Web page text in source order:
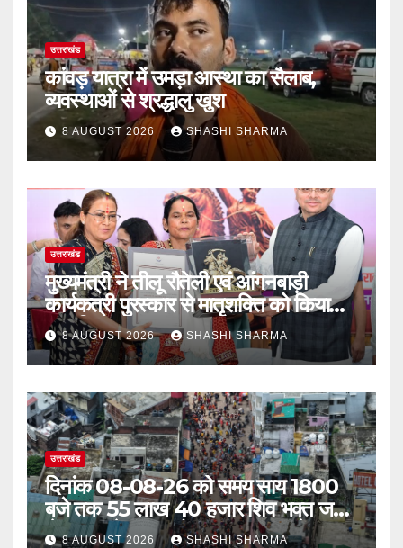
उत्तराखंड
कांवड़ यात्रा में उमड़ा आस्था का सैलाब,
व्यवस्थाओं से श्रद्धालु खुश
8 AUGUST 2026 SHASHI SHARMA
उत्तराखंड
मुख्यमंत्री ने तीलू रौतेली एवं आंगनबाड़ी
कार्यकत्री पुरस्कार से मातृशक्ति को किया
सम्मानित
8 AUGUST 2026 SHASHI SHARMA
उत्तराखंड
दिनांक 08-08-26 को समय साय 1800
बजे तक 55 लाख 40 हजार शिव भक्त जल
लेकर अपने गंतव्य को प्रस्थान कर चुके
8 AUGUST 2026 SHASHI SHARMA